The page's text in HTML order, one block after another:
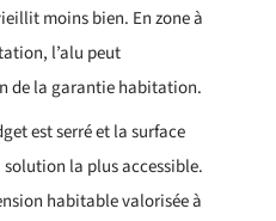
moins bien. En zone à
l’alu peut
de la garantie habitation.
est serré et la surface
solution la plus accessible.
habitable valorisée à